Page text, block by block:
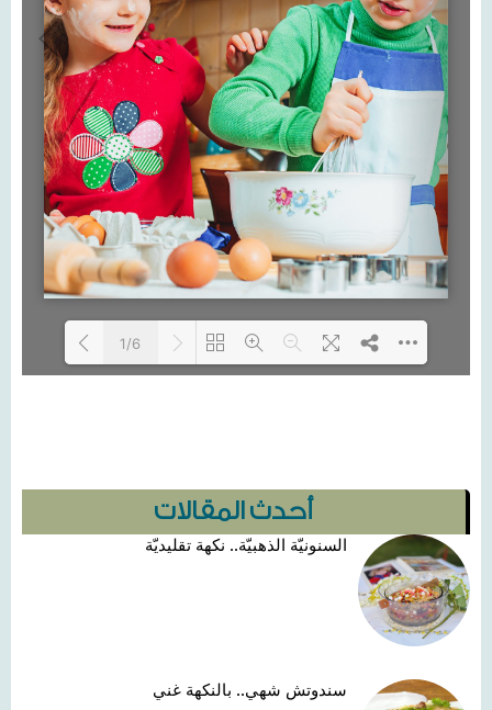
أحدث المقالات
السنونيّة الذهبيّة.. نكهة تقليديّة
سندوتش شهي.. بالنكهة غني
1/6